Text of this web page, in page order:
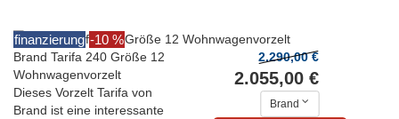
finanzierung -10 %
Brand Tarifa 240 Größe 12
Wohnwagenvorzelt
Dieses Vorzelt Tarifa von
Brand ist eine interessante
2.290,00 €
2.055,00 €
Brand